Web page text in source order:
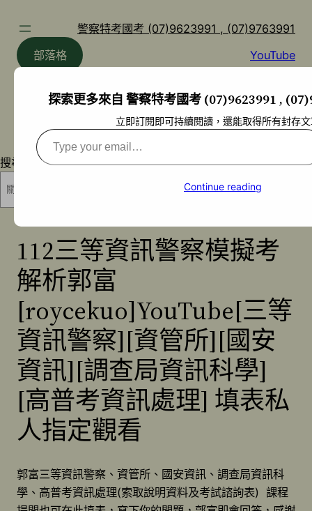
警察特考國考 (07)9623991 , (07)9763991
部落格
YouTube
搜尋
搜尋
112三等資訊警察模擬考
解析郭富
[roycekuo]YouTube[三等
資訊警察][資管所][國安
資訊][調查局資訊科學]
[高普考資訊處理] 填表私
人指定觀看
郭富三等資訊警察、資管所、國安資訊、調查局資訊科
學、高普考資訊處理(索取說明資料及考試諮詢表) 課程
探索更多來自 警察特考國考 (07)9623991 ,
立即訂閱即可持續閱讀，還能取得所有封存
Type
your
Continue reading